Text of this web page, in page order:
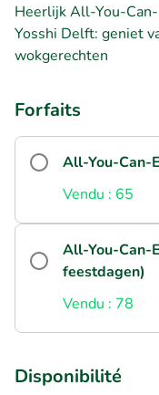
Heerlijk All-You-
Yosshi Delft: geniet
wokgerechten
Forfaits
All-You-Can-
Vendu : 65
All-You-Can-
feestdagen)
Vendu : 78
Disponibilité